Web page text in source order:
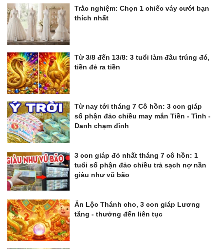
Trắc nghiệm: Chọn 1 chiếc váy cưới bạn
thích nhất
Từ 3/8 đến 13/8: 3 tuổi làm đâu trúng đó,
tiền đẻ ra tiền
Từ nay tới tháng 7 Cô hồn: 3 con giáp
số phận đảo chiều may mắn Tiền - Tình -
Danh chạm đỉnh
3 con giáp đỏ nhất tháng 7 cô hồn: 1
tuổi số phận đảo chiều trả sạch nợ nần
giàu như vũ bão
Ăn Lộc Thánh cho, 3 con giáp Lương
tăng - thưởng đến liên tục